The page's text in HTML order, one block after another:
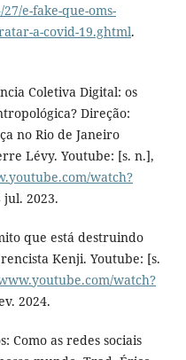
e-fake-que-oms-
a-covid-19.ghtml.
Coletiva Digital: os
Direção:
no Rio de Janeiro
Lévy. Youtube: [s. n.],
watch?
jul. 2023.
que está destruindo
Kenji. Youtube: [s.
watch?
2024.
Como as redes sociais